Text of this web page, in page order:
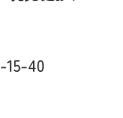
15-40